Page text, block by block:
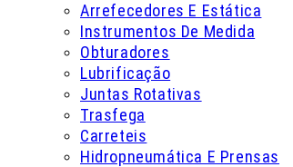
Arrefecedores E Estática
Instrumentos De Medida
Obturadores
Lubrificação
Juntas Rotativas
Trasfega
Carreteis
Hidropneumática E Prensas